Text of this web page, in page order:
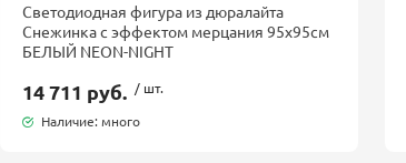
Светодиодная фигура из дюралайта
Снежинка с эффектом мерцания 95x95см
БЕЛЫЙ NEON-NIGHT
14 711 руб. / шт.
Наличие: много